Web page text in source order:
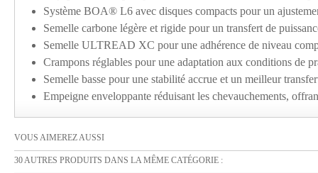
Système BOA® L6 avec disques compacts pour un
Semelle carbone légère et rigide pour un transfert de
Semelle ULTREAD XC pour une adhérence de niveau
Crampons réglables pour une adaptation aux conditions de
Semelle basse pour une stabilité accrue et un meilleur
Empeigne enveloppante réduisant les chevauchements,
VOUS AIMEREZ AUSSI
30 AUTRES PRODUITS DANS LA MÊME CATÉGORIE :